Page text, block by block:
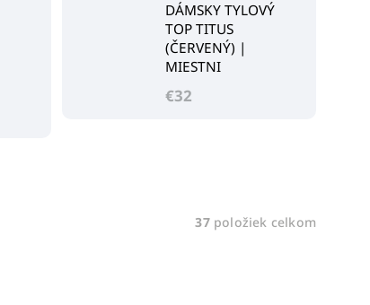
DÁMSKY TYLOVÝ
TOP TITUS
(ČERVENÝ) |
MIESTNI
€32
37položiek celkom